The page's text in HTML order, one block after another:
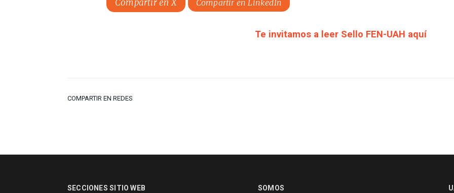
Compartir en X Compartir en LinkedIn
Te invitamos a leer Sello FEN-UAH aquí
COMPARTIR EN REDES
SECCIONES SITIO WEB SOMOS